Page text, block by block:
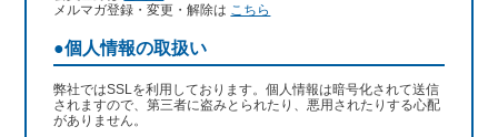
メルマガ登録・変更・解除は こちら
●個人情報の取扱い
弊社ではSSLを利用しております。個人情報は暗号化されて送信
されますので、第三者に盗みとられたり、悪用されたりする心配
がありません。